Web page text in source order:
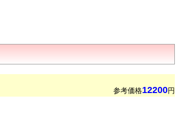
参考価格12200円